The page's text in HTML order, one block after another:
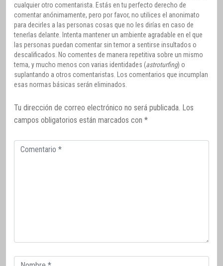
cualquier otro comentarista. Estás en tu perfecto derecho de
comentar anónimamente, pero por favor, no utilices el anonimato
para decirles a las personas cosas que no les dirías en caso de
tenerlas delante. Intenta mantener un ambiente agradable en el que
las personas puedan comentar sin temor a sentirse insultados o
descalificados. No comentes de manera repetitiva sobre un mismo
tema, y mucho menos con varias identidades (astroturfing) o
suplantando a otros comentaristas. Los comentarios que incumplan
esas normas básicas serán eliminados.
Tu dirección de correo electrónico no será publicada. Los
campos obligatorios están marcados con *
Comentario
Correo